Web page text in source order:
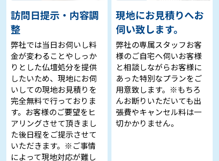
訪問日提示・内容調
整
弊社では当日お伺いし料
金が変わることやしっか
りとした仏壇処分を提供
したいため、現地にお伺
いしての現地お見積りを
完全無料で行っておりま
す。お客様のご要望をヒ
アリングさせて頂きまし
た後日程をご提示させて
いただきます。※ご事情
によって現地対応が難し
現地にお見積りへお
伺い致します。
弊社の専属スタッフお客
様のご自宅へ伺いお客様
と相談しながらお客様に
あった特別なプランをご
用意致します。※もちろ
んお断りいただいても出
張費やキャンセル料は一
切かかりません。